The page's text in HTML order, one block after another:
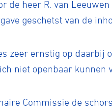
de heer R. van
geschetst van de
zeer ernstig op daarbij
niet openbaar kunnen
Commissie de